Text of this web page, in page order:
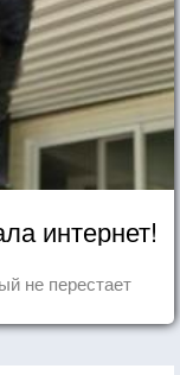
интернет!
не перестает